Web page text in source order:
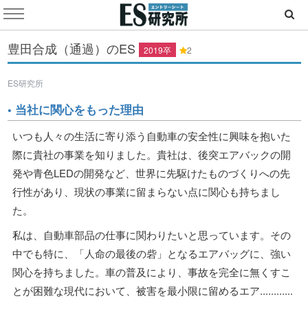
豊田合成（通過）のES 2019卒 2
ES研究所
• 当社に関心をもった理由
いつも人々の生活に寄り添う自動車の安全性に興味を抱いた
際に貴社の事業を知りました。貴社は、後突エアバックの開
発や青色LEDの開発など、世界に先駆けたものづくりへの先
行性があり、現状の事業に留まらない点に関心も持ちまし
た。
私は、自動車部品の仕事に関わりたいと思っています。その
中でも特に、「人命の最後の砦」となるエアバッグに、強い
関心を持ちました。車の普及により、事故を完全に無くすこ
とが困難な現代において、被害を最小限に留めるエア............